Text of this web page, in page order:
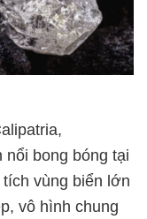
nổi bong bóng tại
vùng biển lớn
vô hình chung